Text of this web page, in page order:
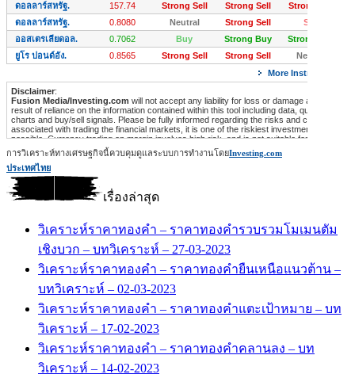
การวิเคราะห์ทางเศรษฐกิจนี้ควบคุมดูแลระบบการทำงานโดยInvesting.com
ประเทศไทย
เรื่องล่าสุด
วิเคราะห์ราคาทองคำ – ราคาทองคำรวบรวมโมเมนตัม
เชิงบวก – บทวิเคราะห์ – 27-03-2023
วิเคราะห์ราคาทองคำ – ราคาทองคำยืนเหนือแนวต้าน –
บทวิเคราะห์ – 02-03-2023
วิเคราะห์ราคาทองคำ – ราคาทองคำแตะเป้าหมาย – บท
วิเคราะห์ – 17-02-2023
วิเคราะห์ราคาทองคำ – ราคาทองคำคลานลง – บท
วิเคราะห์ – 14-02-2023